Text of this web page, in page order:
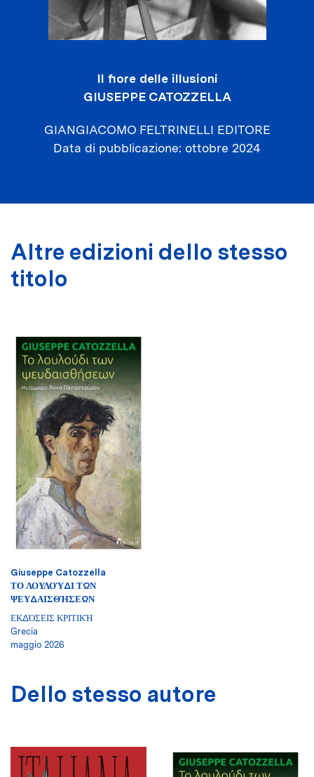
Il fiore delle illusioni
GIUSEPPE CATOZZELLA
GIANGIACOMO FELTRINELLI EDITORE
Data di pubblicazione ottobre 2024
Altre edizioni dello stesso
titolo
Giuseppe Catozzella
ΤΟ ΛΟΥΛΟΎΔΙ ΤΩΝ
ΨΕΥΔΑΙΣΘΉΣΕΩΝ
ΕΚΔΌΣΕΙΣ ΚΡΙΤΙΚΉ
Grecia
maggio 2026
Dello stesso autore